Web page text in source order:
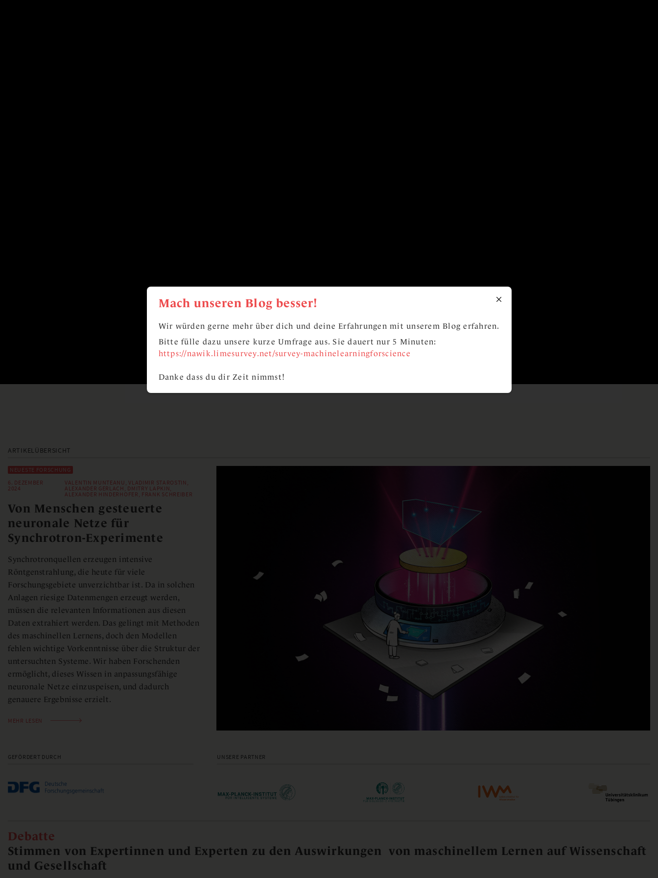
ARTIKELÜBERSICHT
NEUESTE FORSCHUNG
6. DEZEMBER
2024
VALENTIN MUNTEANU, VLADIMIR STAROSTIN,
ALEXANDER GERLACH, DMITRY LAPKIN,
ALEXANDER HINDERHOFER, FRANK SCHREIBER
Von Menschen gesteuerte
neuronale Netze für
Synchrotron-Experimente
Synchrotronquellen erzeugen intensive
Röntgenstrahlung, die heute für viele
Forschungsgebiete unverzichtbar ist. Da in solchen
Anlagen riesige Datenmengen erzeugt werden,
müssen die relevanten Informationen aus diesen
Daten extrahiert werden. Das gelingt mit Methoden
des maschinellen Lernens, doch den Modellen
fehlen wichtige Vorkenntnisse über die Struktur der
untersuchten Systeme. Wir haben Forschenden
ermöglicht, dieses Wissen in anpassungsfähige
neuronale Netze einzuspeisen, und dadurch
genauere Ergebnisse erzielt.
MEHR LESEN
GEFÖRDERT DURCH UNSERE PARTNER
Debatte
Stimmen von Expertinnen und Experten zu den Auswirkungen von maschinellem Lernen auf Wissenschaft
und Gesellschaft
Mach unseren Blog besser!
Wir würden gerne mehr über dich und deine Erfahrungen mit unserem Blog erfahren.
Bitte fülle dazu unsere kurze Umfrage aus. Sie dauert nur 5 Minuten:
https://nawik.limesurvey.net/survey-machinelearningforscience
Danke dass du dir Zeit nimmst!